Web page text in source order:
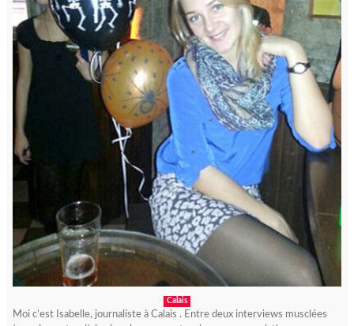
Calais
Moi c’est Isabelle, journaliste à Calais . Entre deux interviews musclées